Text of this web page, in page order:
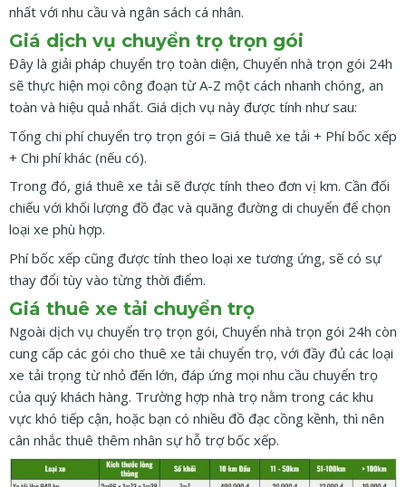
nhất với nhu cầu và ngân sách cá nhân.
Giá dịch vụ chuyển trọ trọn gói
Đây là giải pháp chuyển trọ toàn diện, Chuyển nhà trọn gói 24h
sẽ thực hiện mọi công đoạn từ A-Z một cách nhanh chóng, an
toàn và hiệu quả nhất. Giá dịch vụ này được tính như sau:
Tống chi phí chuyển trọ trọn gói = Giá thuê xe tải + Phí bốc xếp
+ Chi phí khác (nếu có).
Trong đó, giá thuê xe tải sẽ được tính theo đơn vị km. Cần đối
chiếu với khối lượng đồ đạc và quãng đường di chuyển để chọn
loại xe phù hợp.
Phí bốc xếp cũng được tính theo loại xe tương ứng, sẽ có sự
thay đổi tùy vào từng thời điểm.
Giá thuê xe tải chuyển trọ
Ngoài dịch vụ chuyển trọ trọn gói, Chuyển nhà trọn gói 24h còn
cung cấp các gói cho thuê xe tải chuyển trọ, với đầy đủ các loại
xe tải trọng từ nhỏ đến lớn, đáp ứng mọi nhu cầu chuyển trọ
của quý khách hàng. Trường hợp nhà trọ nằm trong các khu
vực khó tiếp cận, hoặc bạn có nhiều đồ đạc cồng kềnh, thì nên
cân nhắc thuê thêm nhân sự hỗ trợ bốc xếp.